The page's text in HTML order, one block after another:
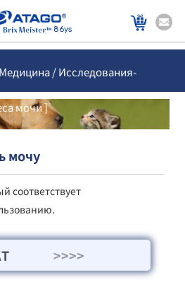
86ys
/ Исследования-
мочи ]
мочу
соответствует
>>>>